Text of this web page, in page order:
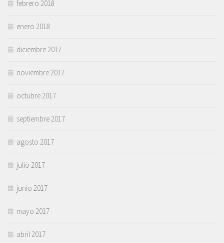
febrero 2018
enero 2018
diciembre 2017
noviembre 2017
octubre 2017
septiembre 2017
agosto 2017
julio 2017
junio 2017
mayo 2017
abril 2017